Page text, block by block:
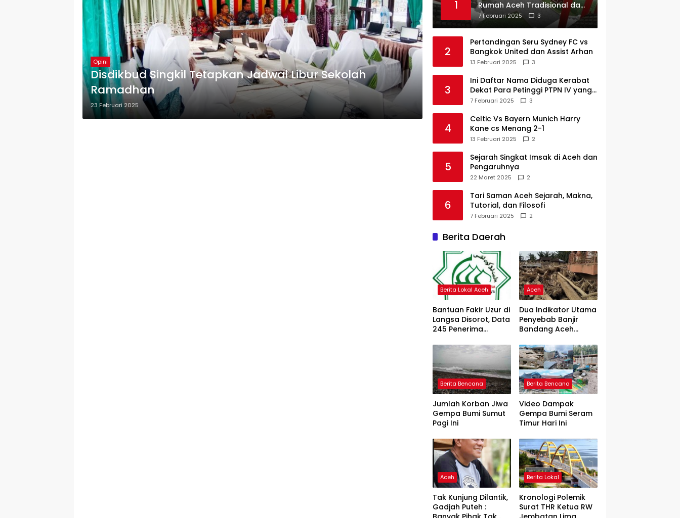
Opini
Disdikbud Singkil Tetapkan Jadwal Libur Sekolah
Ramadhan
23 Februari 2025
1
Rumah Aceh Tradisional dan
Sejarah Perkembangannya
7 Februari 2025 3
2
Pertandingan Seru Sydney FC vs
Bangkok United dan Assist Arhan
13 Februari 2025 3
3
Ini Daftar Nama Diduga Kerabat
Dekat Para Petinggi PTPN IV yang
Lulus PKWT
7 Februari 2025 3
4
Celtic Vs Bayern Munich Harry
Kane cs Menang 2-1
13 Februari 2025 2
5
Sejarah Singkat Imsak di Aceh dan
Pengaruhnya
22 Maret 2025 2
6
Tari Saman Aceh Sejarah, Makna,
Tutorial, dan Filosofi
7 Februari 2025 2
Berita Daerah
Berita Lokal Aceh
Bantuan Fakir Uzur di
Langsa Disorot, Data
245 Penerima
Aceh
Dua Indikator Utama
Penyebab Banjir
Bandang Aceh
Puteh Soroti
Kerusakan DAS
Berita Bencana
Jumlah Korban Jiwa
Gempa Bumi Sumut
Pagi Ini
Berita Bencana
Video Dampak
Gempa Bumi Seram
Timur Hari Ini
Aceh
Tak Kunjung Dilantik,
Gadjah Puteh :
Berita Lokal
Kronologi Polemik
Surat THR Ketua RW